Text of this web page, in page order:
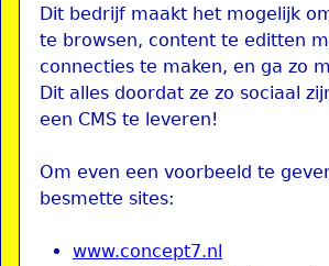
Dit bedrijf maakt het mogelijk
te browsen, content te editten
connecties te maken, en ga zo
Dit alles doordat ze zo sociaal
een CMS te leveren!
Om even een voorbeeld te
besmette sites:
www.concept7.nl